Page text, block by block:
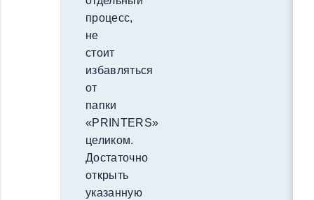
процесс,
не
стоит
избавляться
от
папки
«PRINTERS»
целиком.
Достаточно
открыть
указанную